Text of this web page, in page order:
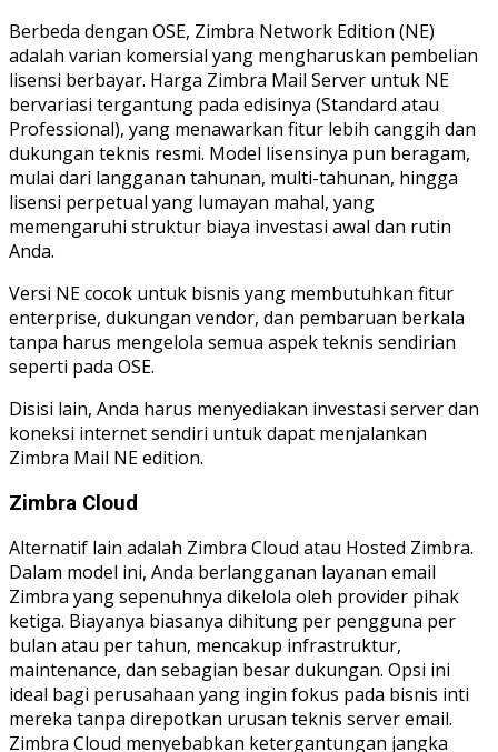
Berbeda dengan OSE, Zimbra Network Edition (NE)
adalah varian komersial yang mengharuskan pembelian
lisensi berbayar. Harga Zimbra Mail Server untuk NE
bervariasi tergantung pada edisinya (Standard atau
Professional), yang menawarkan fitur lebih canggih dan
dukungan teknis resmi. Model lisensinya pun beragam,
mulai dari langganan tahunan, multi-tahunan, hingga
lisensi perpetual yang lumayan mahal, yang
memengaruhi struktur biaya investasi awal dan rutin
Anda.
Versi NE cocok untuk bisnis yang membutuhkan fitur
enterprise, dukungan vendor, dan pembaruan berkala
tanpa harus mengelola semua aspek teknis sendirian
seperti pada OSE.
Disisi lain, Anda harus menyediakan investasi server dan
koneksi internet sendiri untuk dapat menjalankan
Zimbra Mail NE edition.
Zimbra Cloud
Alternatif lain adalah Zimbra Cloud atau Hosted Zimbra.
Dalam model ini, Anda berlangganan layanan email
Zimbra yang sepenuhnya dikelola oleh provider pihak
ketiga. Biayanya biasanya dihitung per pengguna per
bulan atau per tahun, mencakup infrastruktur,
maintenance, dan sebagian besar dukungan. Opsi ini
ideal bagi perusahaan yang ingin fokus pada bisnis inti
mereka tanpa direpotkan urusan teknis server email.
Zimbra Cloud menyebabkan ketergantungan jangka